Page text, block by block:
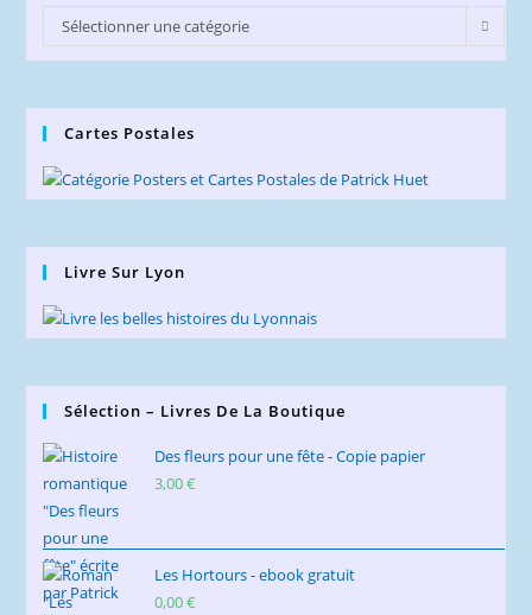
Catégories
du
Sélectionner une catégorie
Cartes Postales
Livre Sur Lyon
Sélection – Livres De La Boutique
Des fleurs pour une fête - Copie papier
3,00€
Les Hortours - ebook gratuit
0,00€